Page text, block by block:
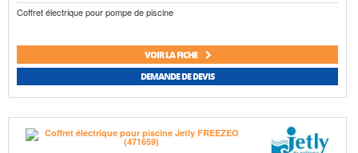
Coffret électrique pour pompe de piscine
VOIR LA FICHE
DEMANDE DE DEVIS